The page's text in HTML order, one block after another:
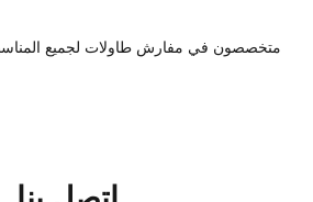
متخصصون في مفارش طاولات لجميع